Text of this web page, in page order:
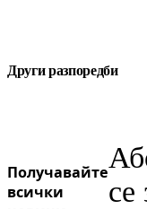
Други разпоредби
Получавайте
всички
се